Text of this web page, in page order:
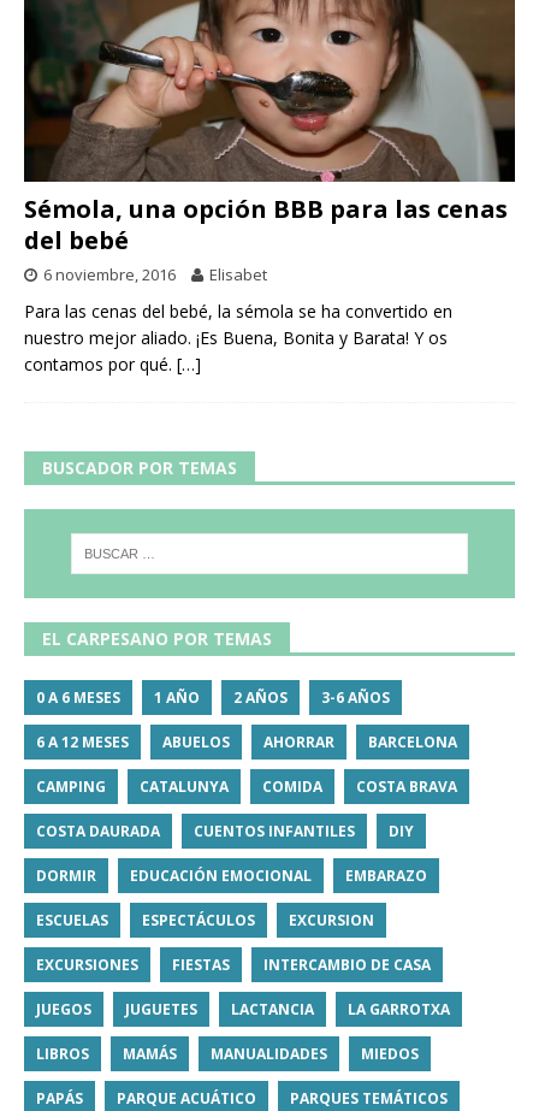
Sémola, una opción BBB para las cenas
del bebé
6 noviembre, 2016 Elisabet
Para las cenas del bebé, la sémola se ha convertido en
nuestro mejor aliado. ¡Es Buena, Bonita y Barata! Y os
contamos por qué. […]
BUSCADOR POR TEMAS
EL CARPESANO POR TEMAS
0 A 6 MESES 1 AÑO 2 AÑOS 3-6 AÑOS
6 A 12 MESES ABUELOS AHORRAR BARCELONA
CAMPING CATALUNYA COMIDA COSTA BRAVA
COSTA DAURADA CUENTOS INFANTILES DIY
DORMIR EDUCACIÓN EMOCIONAL EMBARAZO
ESCUELAS ESPECTÁCULOS EXCURSION
EXCURSIONES FIESTAS INTERCAMBIO DE CASA
JUEGOS JUGUETES LACTANCIA LA GARROTXA
LIBROS MAMÁS MANUALIDADES MIEDOS
PAPÁS PARQUE ACUÁTICO PARQUES TEMÁTICOS